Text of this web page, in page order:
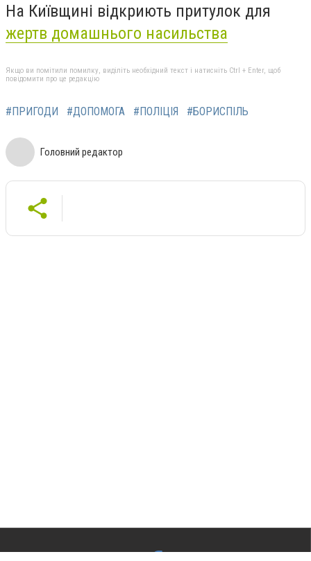
На Київщині відкриють притулок для
жертв домашнього насильства
Якщо ви помітили помилку, виділіть необхідний текст і натисніть Ctrl + Enter, щоб
повідомити про це редакцію
#ПРИГОДИ #ДОПОМОГА #ПОЛІЦІЯ #БОРИСПІЛЬ
Головний редактор